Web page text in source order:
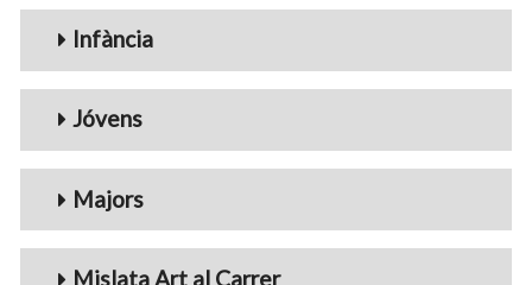
Infància
Jóvens
Majors
Mislata Art al Carrer